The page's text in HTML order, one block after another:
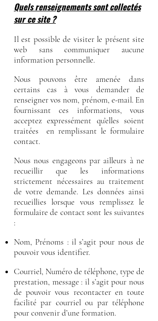
Quels renseignements sont collectés
sur ce site ?
Il est possible de visiter le présent site
web sans communiquer aucune
information personnelle.
Nous pouvons être amenée dans
certains cas à vous demander de
renseigner vos nom, prénom, e-mail. En
fournissant ces informations, vous
acceptez expressément qu’elles soient
traitées en remplissant le formulaire
contact.
Nous nous engageons par ailleurs à ne
recueillir que les informations
strictement nécessaires au traitement
de votre demande. Les données ainsi
recueillies lorsque vous remplissez le
formulaire de contact sont les suivantes
:
Nom, Prénoms : il s’agit pour nous de
pouvoir vous identifier.
Courriel, Numéro de téléphone, type de
prestation, message : il s’agit pour nous
de pouvoir vous recontacter en toute
facilité par courriel ou par téléphone
pour convenir d’une formation.